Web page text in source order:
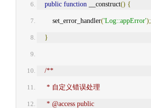
public function __construct() {
        set_error_handler
('Log::appError');
}
/**
     * 自定义错误处理
     * @access public